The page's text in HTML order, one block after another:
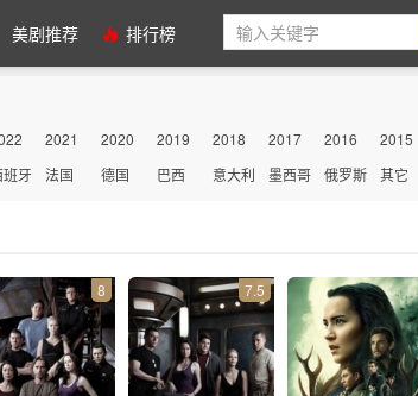
美剧推荐 排行榜
2021 2020 2019 2018 2017 2016 2015
班牙 法国 德国 巴西 意大利 墨西哥 俄罗斯 其它
8 7.5